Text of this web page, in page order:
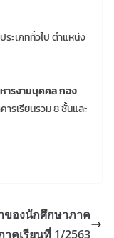
ะเภททั่วไป ตำแหน่ง
ารงานบุคคล กอง
รเรียนรวม 8 ชั้นและ
ของนักศึกษาภาค
าคเรียนที่ 1/2563